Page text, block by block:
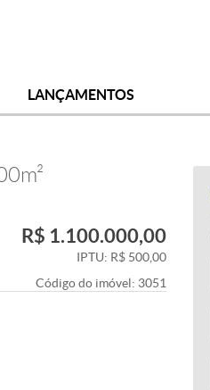
LANÇAMENTOS
R$ 1.100.000,00
IPTU: R$ 500,00
Código do imóvel: 3051